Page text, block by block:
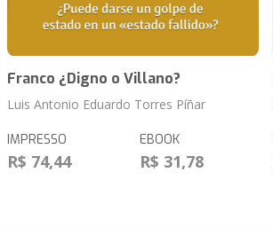
Franco ¿Digno o Villano?
Luis Antonio Eduardo Torres Píñar
IMPRESSO
R$ 74,44
EBOOK
R$ 31,78